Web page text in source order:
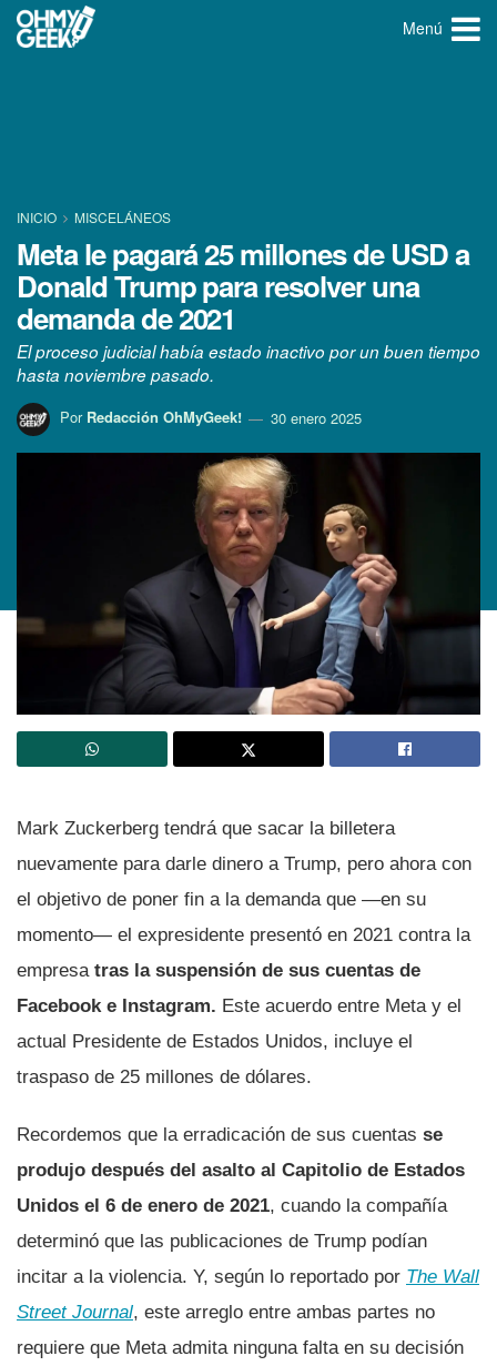
Menú
INICIO MISCELÁNEOS
Meta le pagará 25 millones de USD a
Donald Trump para resolver una
demanda de 2021
El proceso judicial había estado inactivo por un buen tiempo
hasta noviembre pasado.
Por Redacción OhMyGeek! 30 enero 2025
Mark Zuckerberg tendrá que sacar la billetera
nuevamente para darle dinero a Trump, pero ahora con
el objetivo de poner fin a la demanda que —en su
momento— el expresidente presentó en 2021 contra la
empresa tras la suspensión de sus cuentas de
Facebook e Instagram. Este acuerdo entre Meta y el
actual Presidente de Estados Unidos, incluye el
traspaso de 25 millones de dólares.
Recordemos que la erradicación de sus cuentas se
produjo después del asalto al Capitolio de Estados
Unidos el 6 de enero de 2021, cuando la compañía
determinó que las publicaciones de Trump podían
incitar a la violencia. Y, según lo reportado por The Wall
Street Journal, este arreglo entre ambas partes no
requiere que Meta admita ninguna falta en su decisión